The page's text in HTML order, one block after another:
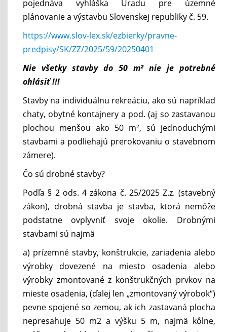
pojednáva vyhláška Úradu pre územné
plánovanie a výstavbu Slovenskej republiky č. 59.
https://www.slov-lex.sk/ezbierky/pravne-
predpisy/SK/ZZ/2025/59/20250401
Nie všetky stavby do 50 m² nie je potrebné
ohlásiť !!!
Stavby na individuálnu rekreáciu, ako sú napríklad
chaty, obytné kontajnery a pod. (aj so zastavanou
plochou menšou ako 50 m², sú jednoduchými
stavbami a podliehajú prerokovaniu o stavebnom
zámere).
Čo sú drobné stavby?
Podľa § 2 ods. 4 zákona č. 25/2025 Z.z. (stavebný
zákon), drobná stavba je stavba, ktorá nemôže
podstatne ovplyvniť svoje okolie. Drobnými
stavbami sú najmä
a) prízemné stavby, konštrukcie, zariadenia alebo
výrobky dovezené na miesto osadenia alebo
výrobky zmontované z konštrukčných prvkov na
mieste osadenia, (ďalej len „zmontovaný výrobok“)
pevne spojené so zemou, ak ich zastavaná plocha
nepresahuje 50 m2 a výšku 5 m, najmä kôlne,